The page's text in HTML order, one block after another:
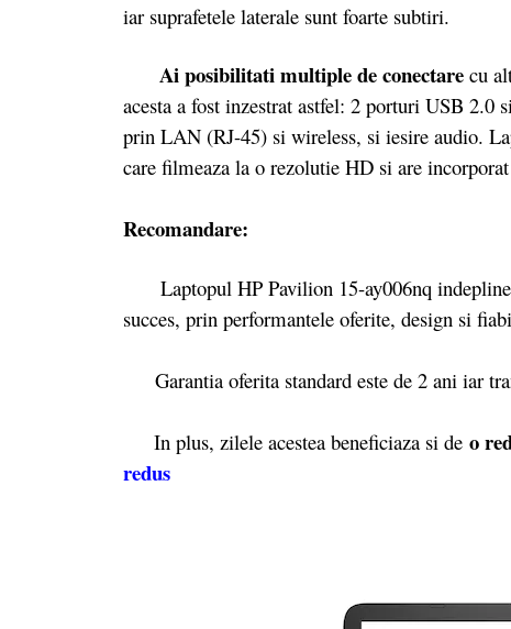
iar suprafetele laterale sunt foarte subtiri.
Ai posibilitati multiple de conectare cu
acesta a fost inzestrat astfel: 2 porturi USB
prin LAN (RJ-45) si wireless, si iesire audio.
care filmeaza la o rezolutie HD si are
Recomandare:
Laptopul HP Pavilion 15-ay006nq
succes, prin performantele oferite, design si
Garantia oferita standard este de 2 ani iar
In plus, zilele acestea beneficiaza si de o
redus